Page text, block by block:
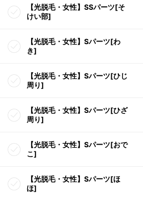
【光脱毛・女性】SSパーツ[そ
けい部]
【光脱毛・女性】Sパーツ[わ
き]
【光脱毛・女性】Sパーツ[ひじ
周り]
【光脱毛・女性】Sパーツ[ひざ
周り]
【光脱毛・女性】Sパーツ[おで
こ]
【光脱毛・女性】Sパーツ[ほ
ほ]